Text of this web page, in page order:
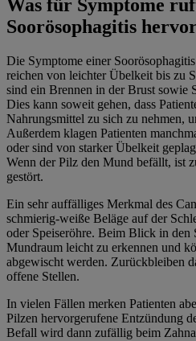
Was für Symptome
Soorösophagitis
Die Symptome einer
reichen von leichter Übelkeit bis zu
sind ein Brennen in der Brust sowie
Dies kann soweit gehen, dass
Nahrungsmittel zu sich zu nehmen,
Außerdem klagen Patienten
oder sind von starker Übelkeit
Wenn der Pilz den Mund befällt, ist
gestört.
Ein sehr auffälliges Merkmal des
schmierig-weiße Beläge auf der
oder Speiseröhre. Beim Blick in den
Mundraum leicht zu erkennen und
abgewischt werden. Zurückbleiben
offene Stellen.
In vielen Fällen merken Patienten
Pilzen hervorgerufene Entzündung
Befall wird dann zufällig beim